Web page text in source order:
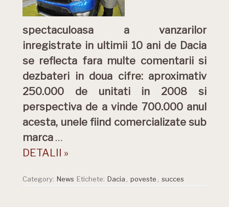
spectaculoasa a vanzarilor
inregistrate in ultimii 10 ani de Dacia
se reflecta fara multe comentarii si
dezbateri in doua cifre: aproximativ
250.000 de unitati in 2008 si
perspectiva de a vinde 700.000 anul
acesta, unele fiind comercializate sub
marca …
DETALII »
Category: News Etichete: Dacia poveste succes